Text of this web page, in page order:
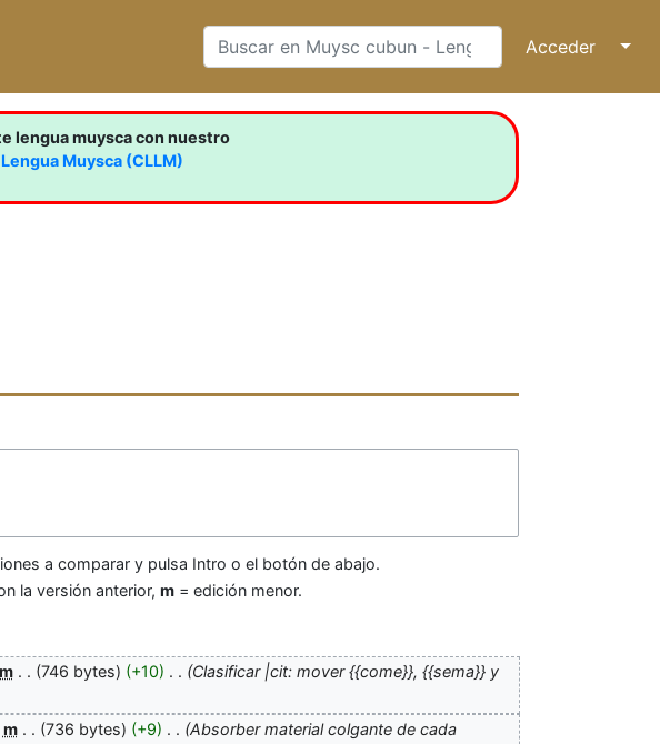
Acceder ↓
lengua muysca con nuestro
Muysca (CLLM)
a comparar y pulsa Intro o el botón de abajo.
la versión anterior, m = edición menor.
m 746 bytes +10
Clasificar |cit: mover {{come}}, {{sema}} y
m 736 bytes +9
Absorber material colgante de cada